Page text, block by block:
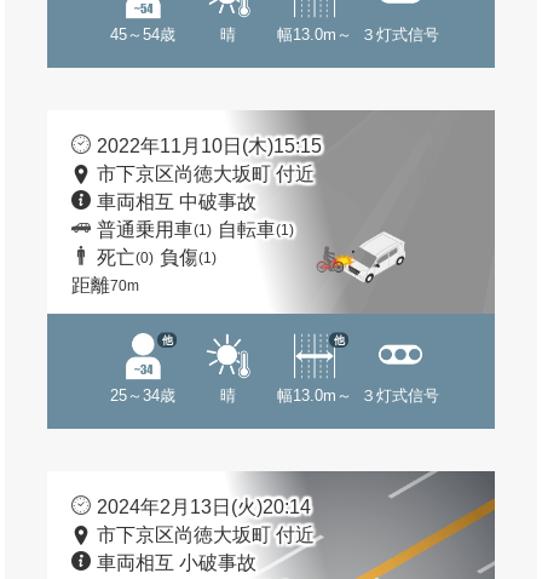
45～54歳 晴 幅13.0m～ ３灯式信号
2022年11月10日(木)15:15
市下京区尚徳大坂町 付近
車両相互 中破事故
普通乗用車(1) 自転車(1)
死亡(0) 負傷(1)
距離70m
25～34歳
他
晴 幅13.0m～
他
３灯式信号
2024年2月13日(火)20:14
市下京区尚徳大坂町 付近
車両相互 小破事故